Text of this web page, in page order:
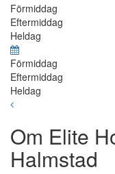
Förmiddag
Eftermiddag
Heldag
Förmiddag
Eftermiddag
Heldag
Om Elite
Halmstad